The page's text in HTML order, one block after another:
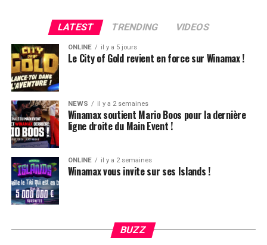
Hugues Mazerolle, vainqueur du Main Event
La victoire de Chotec clôture donc ce festival qui aura,
climat, tout était au top et très bien organisé. Le casino
LATEST TRENDING VIDEOS
ONLINE il y a 5 jours
Le City of Gold revient en force sur Winamax !
NEWS il y a 2 semaines
Winamax soutient Mario Boos pour la dernière
ligne droite du Main Event !
ONLINE il y a 2 semaines
Winamax vous invite sur ses Islands !
BUZZ